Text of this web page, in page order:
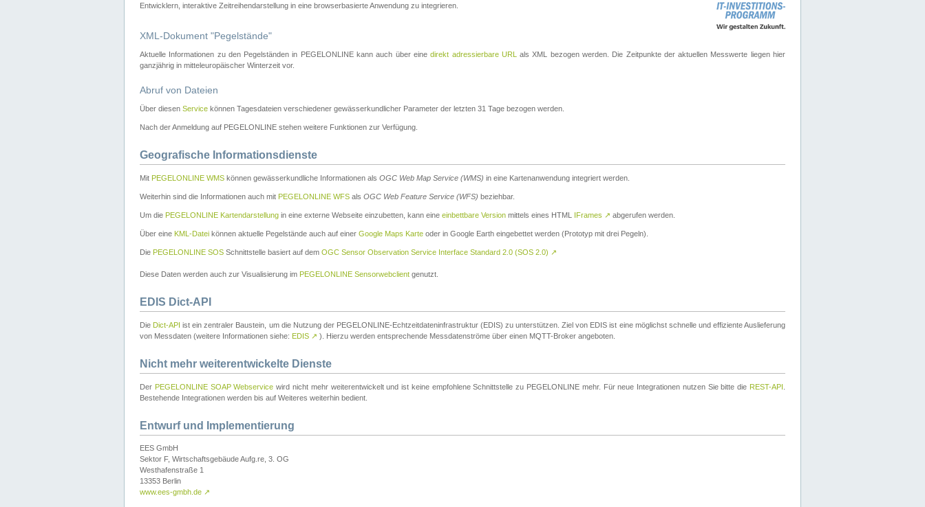
Entwicklern, interaktive Zeitreihendarstellung in eine browserbasierte Anwendung zu integrieren.
XML-Dokument "Pegelstände"
Aktuelle Informationen zu den Pegelständen in PEGELONLINE kann auch über einedirekt adressierbare URL
als XML bezogen werden. Die Zeitpunkte der aktuellen Messwerte liegen hier
ganzjährig in mitteleuropäischer Winterzeit vor.
Abruf von Dateien
Über diesen Service können Tagesdateien verschiedener gewässerkundlicher Parameter der letzten 31 Tage bezogen werden.
Nach der Anmeldung auf PEGELONLINE stehen weitere Funktionen zur Verfügung.
Geografische Informationsdienste
Mit PEGELONLINE WMS können gewässerkundliche Informationen als OGC Web Map Service (WMS) in eine Kartenanwendung integriert werden.
Weiterhin sind die Informationen auch mit PEGELONLINE WFS als OGC Web Feature Service (WFS) beziehbar.
Um die PEGELONLINE Kartendarstellung in eine externe Webseite einzubetten, kann eine einbettbare Version mittels eines HTML IFrames ↗ abgerufen werden.
Über eine KML-Datei können aktuelle Pegelstände auch auf einer Google Maps Karte oder in Google Earth eingebettet werden (Prototyp mit drei Pegeln).
Die PEGELONLINE SOS Schnittstelle basiert auf dem OGC Sensor Observation Service Interface Standard 2.0 (SOS 2.0) ↗
Diese Daten werden auch zur Visualisierung im PEGELONLINE Sensorwebclient genutzt.
EDIS Dict-API
Die Dict-API ist ein zentraler Baustein, um die Nutzung der PEGELONLINE-Echtzeitdateninfrastruktur (EDIS) zu unterstützen. Ziel von EDIS ist eine möglichst schnelle und effiziente Auslieferung
von Messdaten (weitere Informationen siehe: EDIS ↗ ). Hierzu werden entsprechende Messdatenströme über einen MQTT-Broker angeboten.
Nicht mehr weiterentwickelte Dienste
Der PEGELONLINE SOAP Webservice wird nicht mehr weiterentwickelt und ist keine empfohlene Schnittstelle zu PEGELONLINE mehr. Für neue Integrationen nutzen Sie bitte die REST-API
Bestehende Integrationen werden bis auf Weiteres weiterhin bedient.
Entwurf und Implementierung
EES GmbH
Sektor F, Wirtschaftsgebäude Aufg.re, 3. OG
Westhafenstraße 1
13353 Berlin
www.ees-gmbh.de ↗